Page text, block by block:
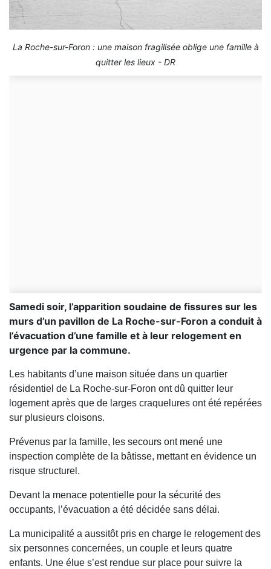
La Roche-sur-Foron : une maison fragilisée oblige une famille à
quitter les lieux - DR
Samedi soir, l’apparition soudaine de fissures sur les
murs d’un pavillon de La Roche-sur-Foron a conduit à
l’évacuation d’une famille et à leur relogement en
urgence par la commune.
Les habitants d’une maison située dans un quartier
résidentiel de La Roche-sur-Foron ont dû quitter leur
logement après que de larges craquelures ont été repérées
sur plusieurs cloisons.
Prévenus par la famille, les secours ont mené une
inspection complète de la bâtisse, mettant en évidence un
risque structurel.
Devant la menace potentielle pour la sécurité des
occupants, l’évacuation a été décidée sans délai.
La municipalité a aussitôt pris en charge le relogement des
six personnes concernées, un couple et leurs quatre
enfants. Une élue s’est rendue sur place pour suivre la